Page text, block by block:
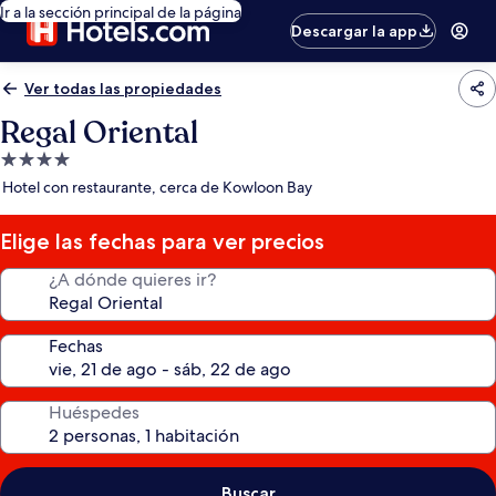
Ir a la sección principal de la página
Descargar la app
Ver todas las propiedades
Regal Oriental
Propiedad
de
estrellas
Hotel con restaurante, cerca de Kowloon Bay
Elige las fechas para ver precios
¿A dónde quieres ir?
Fechas
Huéspedes